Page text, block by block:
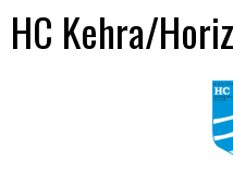
HC Kehra/